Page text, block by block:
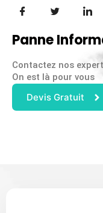
Panne
Contactez nos
On est là pour vous
Devis Gratuit